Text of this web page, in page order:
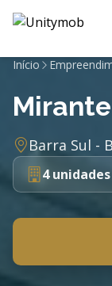
Início
Barra Sul -
4